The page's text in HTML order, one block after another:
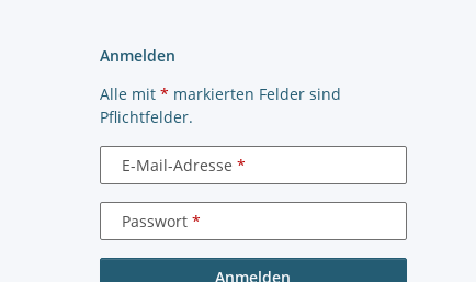
Anmelden
Alle mit * markierten Felder sind
Pflichtfelder.
E-Mail-Adresse
Passwort
Anmelden